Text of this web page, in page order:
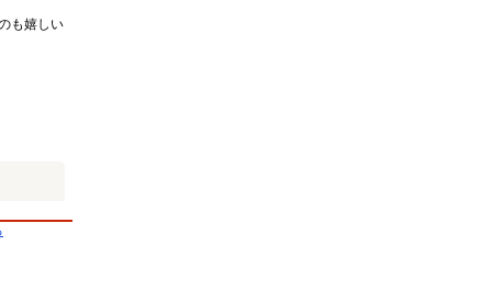
も嬉しい